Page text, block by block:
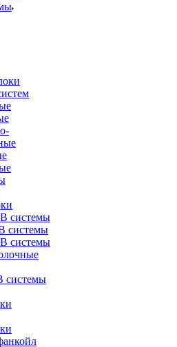
системы
системы
системы
системы